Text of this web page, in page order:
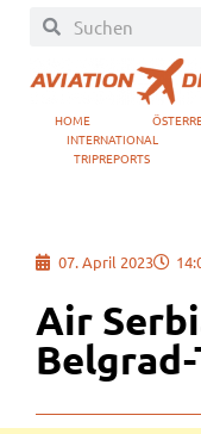
HOME
INTERNATIONAL
TRIPREPORTS
07. April 2023
Air